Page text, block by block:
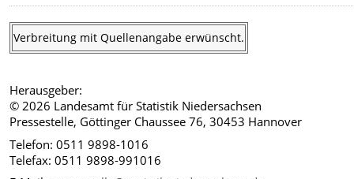
Verbreitung mit Quellenangabe erwünscht.
Herausgeber:
© 2026 Landesamt für Statistik Niedersachsen
Pressestelle, Göttinger Chaussee 76, 30453 Hannover
Telefon: 0511 9898-1016
Telefax: 0511 9898-991016